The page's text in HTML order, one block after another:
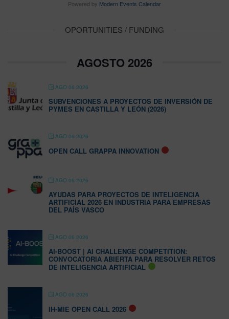
Powered by Modern Events Calendar
OPORTUNITIES / FUNDING
AGOSTO 2026
AGO 06 2026
SUBVENCIONES A PROYECTOS DE INVERSIÓN DE
PYMES EN CASTILLA Y LEÓN (2026)
AGO 06 2026
OPEN CALL GRAPPA INNOVATION
AGO 06 2026
AYUDAS PARA PROYECTOS DE INTELIGENCIA
ARTIFICIAL 2026 EN INDUSTRIA PARA EMPRESAS
DEL PAÍS VASCO
AGO 06 2026
AI-BOOST | AI CHALLENGE COMPETITION:
CONVOCATORIA ABIERTA PARA RESOLVER RETOS
DE INTELIGENCIA ARTIFICIAL
AGO 06 2026
IH-MIE OPEN CALL 2026